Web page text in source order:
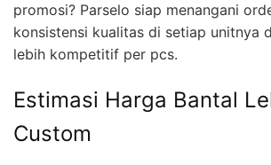
promosi? Parselo siap menangani
konsistensi kualitas di setiap unitnya
lebih kompetitif per pcs.
Estimasi Harga Bantal
Custom